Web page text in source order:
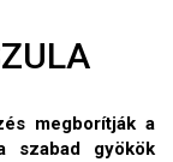
megborítják a
szabad gyökök